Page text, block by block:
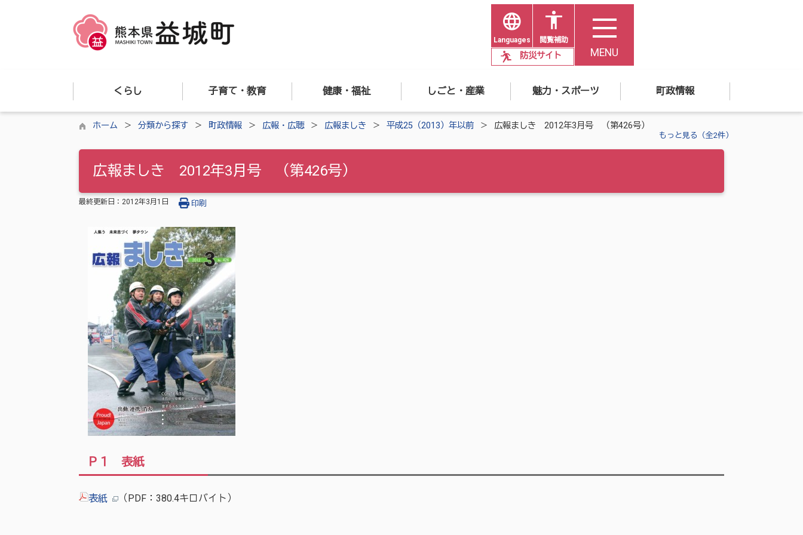
Languages 閲覧補助
防災サイト MENU
くらし 子育て・教育 健康・福祉 しごと・産業 魅力・スポーツ 町政情報
ホーム 分類から探す 町政情報 広報・広聴 広報ましき 平成25（2013）年以前 広報ましき 2012年3月号 （第426号）
もっと見る（全2件）
広報ましき 2012年3月号 （第426号）
最終更新日： 2012年3月1日 印刷
Ｐ１ 表紙
表紙 （PDF：380.4キロバイト）